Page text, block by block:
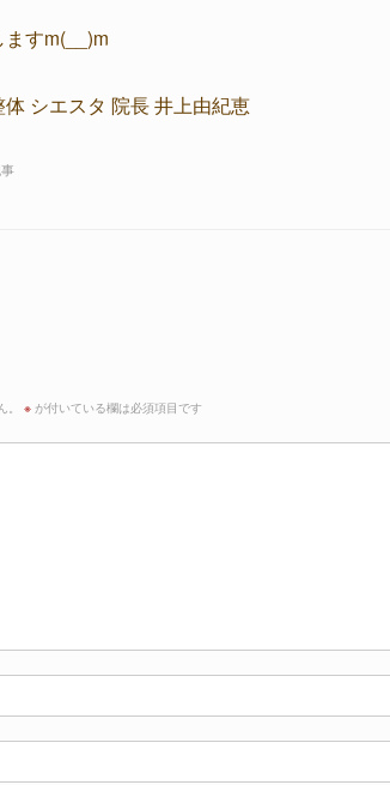
すm(__)m
シエスタ 院長 井上由紀恵
※ が付いている欄は必須項目です